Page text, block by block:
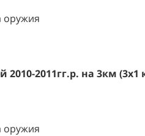
оружия
2010-2011гг.р. на 3км (3х1
оружия